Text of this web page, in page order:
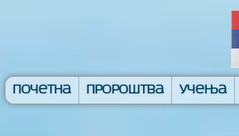
Почетна Пророштва Учења